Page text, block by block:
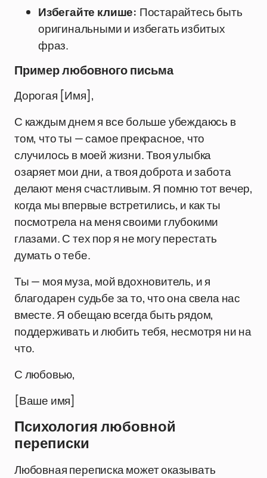
Избегайте клише: Постарайтесь быть
оригинальными и избегать избитых
фраз.
Пример любовного письма
Дорогая [Имя],
С каждым днем я все больше убеждаюсь в
том, что ты — самое прекрасное, что
случилось в моей жизни. Твоя улыбка
озаряет мои дни, а твоя доброта и забота
делают меня счастливым. Я помню тот вечер,
когда мы впервые встретились, и как ты
посмотрела на меня своими глубокими
глазами. С тех пор я не могу перестать
думать о тебе.
Ты — моя муза, мой вдохновитель, и я
благодарен судьбе за то, что она свела нас
вместе. Я обещаю всегда быть рядом,
поддерживать и любить тебя, несмотря ни на
что.
С любовью,
[Ваше имя]
Психология любовной
переписки
Любовная переписка может оказывать